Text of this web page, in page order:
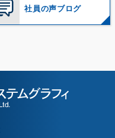
社員の声ブログ